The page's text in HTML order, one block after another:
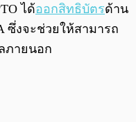
ได้ออกสิทธิบัตรด้าน
ซึ่งจะช่วยให้สามารถ
ภายนอก